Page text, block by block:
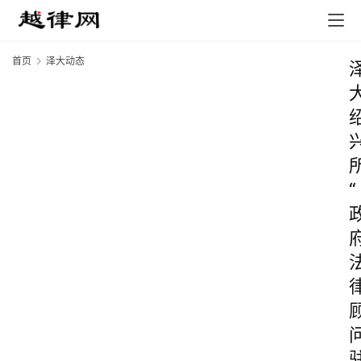
首页 泽大动态
“